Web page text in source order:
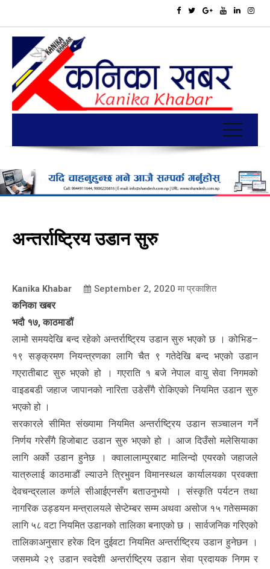
अन्तर्राष्ट्रिय उडान सुरु
Kanika Khabar September 2, 2020 मा प्रकाशित
कनिका खबर
भदौ १७, काठमाडौं
लामो समयदेखि बन्द रहेको अन्तर्राष्ट्रिय उडान सुरु भएको छ । कोभिड–
१९ सङ्क्रमण नियन्त्रणका लागि चैत ९ गतेदेखि बन्द भएको उडान
गएरातीबाट सुरु भएको हो । गएराति १ बजे नेपाल वायु सेवा निगमको
वाइडबडी जहाज जापानको नारिता उडेसँगै रोकिएको नियमित उडान सुरु
भएको हो ।
सरकारले सीमित संख्यामा नियमित अन्तर्राष्ट्रिय उडान सञ्चालन गर्ने
निर्णय गरेसँगै हिजोबाट उडान सुरु भएको हो । आज दिउँसो मलेसियाका
लागि अर्को उडान हुनेछ । क्वालालाम्पुरबाट मालिन्दो एयरको जहाजले
यात्रुलाई काठमाडौं ल्याउने त्रिभुवन विमानस्थल कार्यालयका प्रवक्ता
देवचन्द्रलाल कर्णले सीआईएनसँग बताउनुभयो । संस्कृति पर्यटन तथा
नागरिक उड्डयन मन्त्रालयले सेप्टेम्बर सम्म अथवा असोज १५ गतेसम्मका
लागि ५८ वटा नियमित उडानको तालिका बनाएको छ । सार्वजनिक गरिएको
तालिकाअनुसार हरेक दिन दुईवटा नियमित अन्तर्राष्ट्रिय उडान हुनेछन ।
जसमध्ये २९ उडान स्वदेशी अन्तर्राष्ट्रिय उडान सेवा प्रदायक निगम र